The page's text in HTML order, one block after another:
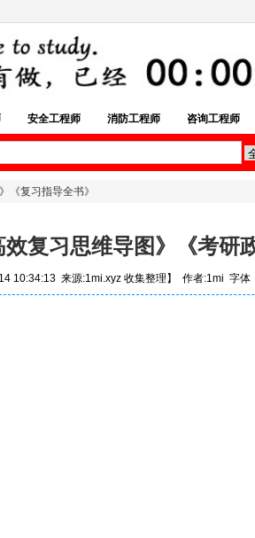
安全工程师 消防工程师 咨询工程师
《复习指导全书》
复习思维导图》《考研
10:34:13 来源:1mi.xyz 收集整理】 作者:1mi 字体